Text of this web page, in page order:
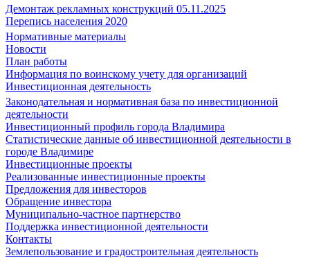
Демонтаж рекламных конструкций 05.11.2025
Перепись населения 2020
Нормативные материалы
Новости
План работы
Информация по воинскому учету для организаций
Инвестиционная деятельность
Законодательная и нормативная база по инвестиционной
деятельности
Инвестиционный профиль города Владимира
Статистические данные об инвестиционной деятельности в
городе Владимире
Инвестиционные проекты
Реализованные инвестиционные проекты
Предложения для инвесторов
Обращение инвестора
Муниципально-частное партнерство
Поддержка инвестиционной деятельности
Контакты
Землепользование и градостроительная деятельность